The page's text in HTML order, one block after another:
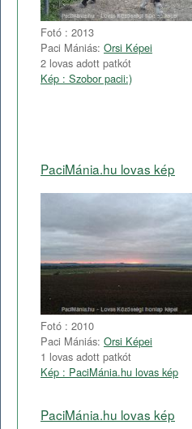
Fotó : 2013
Paci Mániás: Orsi Képei
2 lovas adott patkót
Kép : Szobor pacii:)
PaciMánia.hu lovas kép
Fotó : 2010
Paci Mániás: Orsi Képei
1 lovas adott patkót
Kép : PaciMánia.hu lovas kép
PaciMánia.hu lovas kép